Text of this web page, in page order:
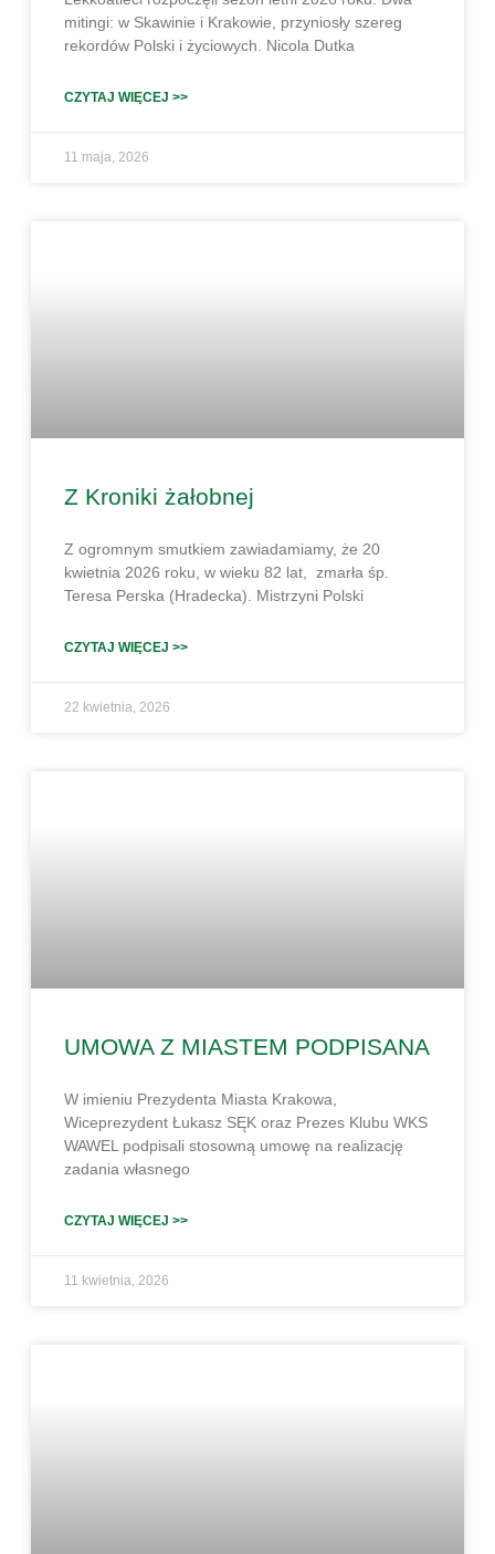
mitingi: w Skawinie i Krakowie, przyniosły szereg
rekordów Polski i życiowych. Nicola Dutka
CZYTAJ WIĘCEJ >>
11 maja, 2026
Z Kroniki żałobnej
Z ogromnym smutkiem zawiadamiamy, że 20
kwietnia 2026 roku, w wieku 82 lat, zmarła śp.
Teresa Perska (Hradecka). Mistrzyni Polski
CZYTAJ WIĘCEJ >>
22 kwietnia, 2026
UMOWA Z MIASTEM PODPISANA
W imieniu Prezydenta Miasta Krakowa,
Wiceprezydent Łukasz SĘK oraz Prezes Klubu WKS
WAWEL podpisali stosowną umowę na realizację
zadania własnego
CZYTAJ WIĘCEJ >>
11 kwietnia, 2026